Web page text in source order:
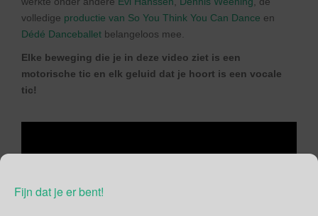
Fijn dat je er bent!
volledige productie van So You Think You Can Dance en
Dédé Danceballet belangeloos mee.
Elke beweging die je in deze video ziet is een
motorische tic en elk geluid dat je hoort is een vocale
tic!